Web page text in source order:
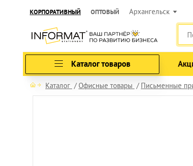
КОРПОРАТИВНЫЙ ОПТОВЫЙ Архангельск
Каталог товаров
Каталог Офисные товары Письменные